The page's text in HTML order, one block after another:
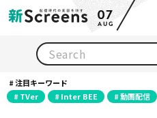
07
AUG
注目キーワード
TVer
Inter BEE 動画配信